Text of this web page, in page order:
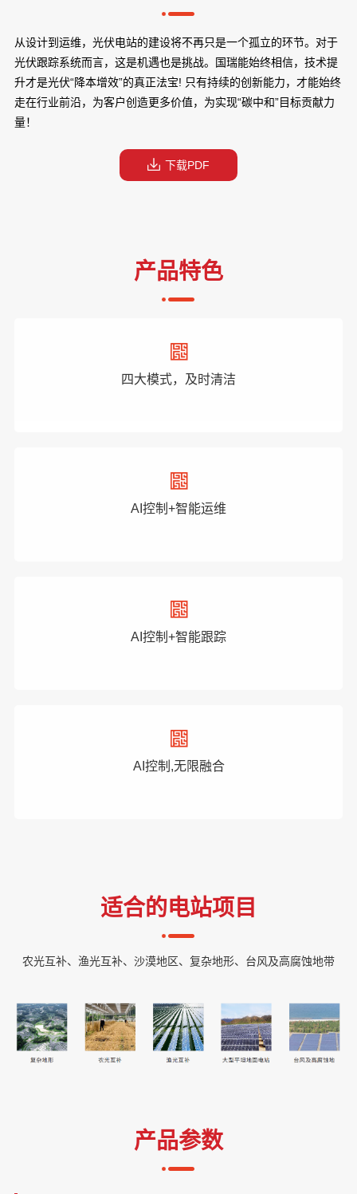
从设计到运维，光伏电站的建设将不再只是一个孤立的环节。对于
光伏跟踪系统而言，这是机遇也是挑战。国瑞能始终相信，技术提
升才是光伏“降本增效”的真正法宝! 只有持续的创新能力，才能始终
走在行业前沿，为客户创造更多价值，为实现“碳中和”目标贡献力
量！
下载PDF
产品特色
四大模式，及时清洁
AI控制+智能运维
AI控制+智能跟踪
AI控制,无限融合
适合的电站项目
农光互补、渔光互补、沙漠地区、复杂地形、台风及高腐蚀地带
产品参数